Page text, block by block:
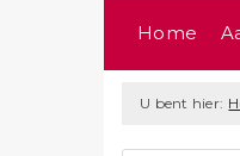
Home
U bent hier: